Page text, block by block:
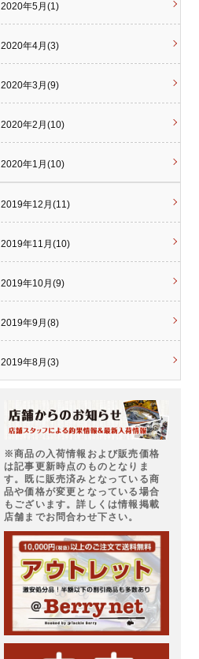
2020年5月(1)
2020年4月(3)
2020年3月(9)
2020年2月(10)
2020年1月(10)
2019年12月(11)
2019年11月(10)
2019年10月(9)
2019年9月(8)
2019年8月(3)
※商品の入荷情報および販売価格
は記事更新時点のものとなりま
す。既に販売済みとなっている商
品や価格が変更となっている場合
もございます。詳しくは情報掲載
店舗までお問合わせ下さい。